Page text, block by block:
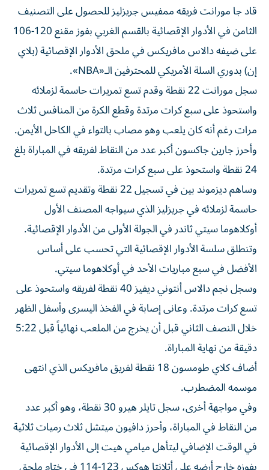
قاد جا مورانت فريقه ممفيس جريزليز للحصول على التصنيف
الثامن في الأدوار الإقصائية بالقسم الغربي بفوز مقنع 120-106
على ضيفه دالاس مافريكس في ملحق الأدوار الإقصائية (بلاي
إن) بدوري السلة الأمريكي للمحترفين الـ«NBA».
سجل مورانت 22 نقطة وقدم تسع تمريرات حاسمة لزملائه
واستحوذ على سبع كرات مرتدة وقطع الكرة من المنافس ثلاث
مرات رغم أنه كان يلعب وهو مصاب بالتواء في الكاحل الأيمن.
وأحرز جارين جاكسون أكبر عدد من النقاط لفريقه في المباراة بلغ
24 نقطة واستحوذ على سبع كرات مرتدة.
وساهم ديزموند بين في تسجيل 22 نقطة وتقديم تسع تمريرات
حاسمة لزملائه في جريزليز الذي سيواجه المصنف الأول
أوكلاهوما سيتي ثاندر في الجولة الأولى من الأدوار الإقصائية.
وتنطلق سلسة الأدوار الإقصائية التي تحسب على أساس
الأفضل في سبع مباريات الأحد في أوكلاهوما سيتي.
وسجل نجم دالاس أنتوني ديفيز 40 نقطة لفريقه واستحوذ على
تسع كرات مرتدة. وعانى إصابة في الفخذ اليسرى وأسفل الظهر
خلال النصف الثاني قبل أن يخرج من الملعب نهائياً قبل 5:22
دقيقة من نهاية المباراة.
أضاف كلاي طومسون 18 نقطة لفريق مافريكس الذي انتهى
موسمه المضطرب.
وفي مواجهة أخرى، سجل تايلر هيرو 30 نقطة، وهو أكبر عدد
من النقاط في المباراة، وأحرز دافيون ميتشل ثلاث رميات ثلاثية
في الوقت الإضافي ليتأهل ميامي هيت إلى الأدوار الإقصائية